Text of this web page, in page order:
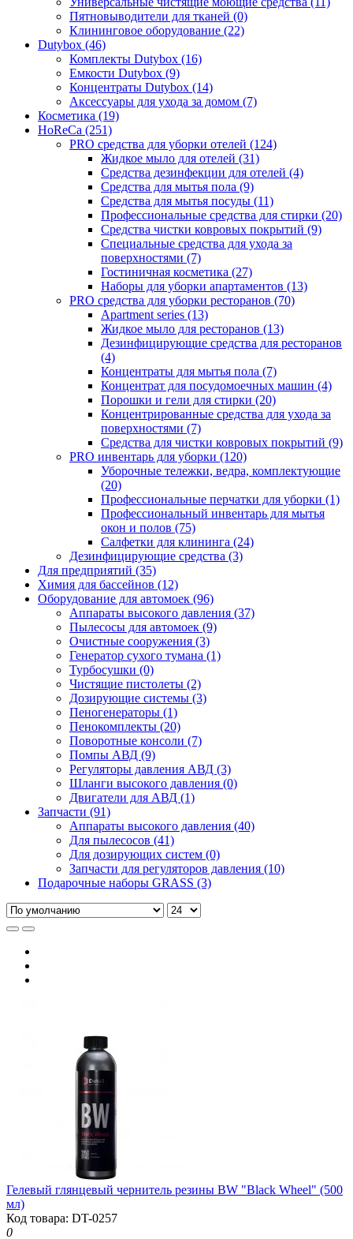
Пятновыводители для тканей (0)
Клининговое оборудование (22)
Dutybox (46)
Комплекты Dutybox (16)
Емкости Dutybox (9)
Концентраты Dutybox (14)
Аксессуары для ухода за домом (7)
Косметика (19)
HoReCa (251)
PRO средства для уборки отелей (124)
Жидкое мыло для отелей (31)
Средства дезинфекции для отелей (4)
Средства для мытья пола (9)
Средства для мытья посуды (11)
Профессиональные средства для стирки (20)
Средства чистки ковровых покрытий (9)
Специальные средства для ухода за
поверхностями (7)
Гостиничная косметика (27)
Наборы для уборки апартаментов (13)
PRO средства для уборки ресторанов (70)
Apartment series (13)
Жидкое мыло для ресторанов (13)
Дезинфицирующие средства для ресторанов
(4)
Концентраты для мытья пола (7)
Концентрат для посудомоечных машин (4)
Порошки и гели для стирки (20)
Концентрированные средства для ухода за
поверхностями (7)
Средства для чистки ковровых покрытий (9)
PRO инвентарь для уборки (120)
Уборочные тележки, ведра, комплектующие
(20)
Профессиональные перчатки для уборки (1)
Профессиональный инвентарь для мытья
окон и полов (75)
Салфетки для клининга (24)
Дезинфицирующие средства (3)
Для предприятий (35)
Химия для бассейнов (12)
Оборудование для автомоек (96)
Аппараты высокого давления (37)
Пылесосы для автомоек (9)
Очистные сооружения (3)
Генератор сухого тумана (1)
Турбосушки (0)
Чистящие пистолеты (2)
Дозирующие системы (3)
Пеногенераторы (1)
Пенокомплекты (20)
Поворотные консоли (7)
Помпы АВД (9)
Регуляторы давления АВД (3)
Шланги высокого давления (0)
Двигатели для АВД (1)
Запчасти (91)
Аппараты высокого давления (40)
Для пылесосов (41)
Для дозирующих систем (0)
Запчасти для регуляторов давления (10)
Подарочные наборы GRASS (3)
Гелевый глянцевый чернитель резины BW "Black Wheel" (500
мл)
Код товара: DT-0257
0